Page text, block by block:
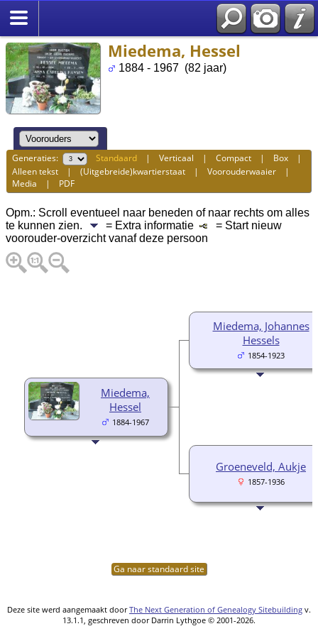
Miedema, Hessel
1884 - 1967 (82 jaar)
Generaties: Standaard |Verticaal |Compact | Box |
Alleen tekst |(Uitgebreide)kwartierstaat |Voorouderwaaier |
Media | PDF
Opm.: Scroll eventueel naar beneden of naar rechts om alles
te kunnen zien.
= Extra informatie
= Start nieuw
voorouder-overzicht vanaf deze persoon
Miedema,
Hessel
1884-1967
Miedema, Johannes
Hessels
1854-1923
Groeneveld, Aukje
1857-1936
Ga naar standaard site
Deze site werd aangemaakt doorThe Next Generation of Genealogy Sitebuilding v.
13.1.1, geschreven door Darrin Lythgoe © 2001-2026.